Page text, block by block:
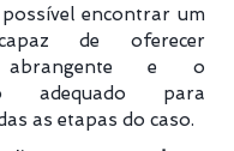
possível encontrar um
de oferecer
abrangente e o
adequado para
as etapas do caso.